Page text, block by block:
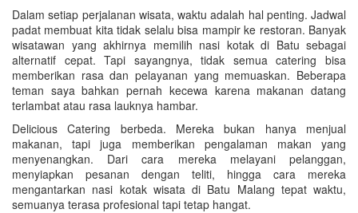
Dalam setiap perjalanan wisata, waktu adalah hal penting. Jadwal
padat membuat kita tidak selalu bisa mampir ke restoran. Banyak
wisatawan yang akhirnya memilih nasi kotak di Batu sebagai
alternatif cepat. Tapi sayangnya, tidak semua catering bisa
memberikan rasa dan pelayanan yang memuaskan. Beberapa
teman saya bahkan pernah kecewa karena makanan datang
terlambat atau rasa lauknya hambar.
Delicious Catering berbeda. Mereka bukan hanya menjual
makanan, tapi juga memberikan pengalaman makan yang
menyenangkan. Dari cara mereka melayani pelanggan,
menyiapkan pesanan dengan teliti, hingga cara mereka
mengantarkan nasi kotak wisata di Batu Malang tepat waktu,
semuanya terasa profesional tapi tetap hangat.